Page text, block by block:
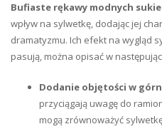
Bufiaste rękawy modnych
wpływ na sylwetkę, dodając jej
dramatyzmu. Ich efekt na wygląd
pasują, można opisać w
Dodanie objętości w
przyciągają uwagę do
mogą zrównoważyć